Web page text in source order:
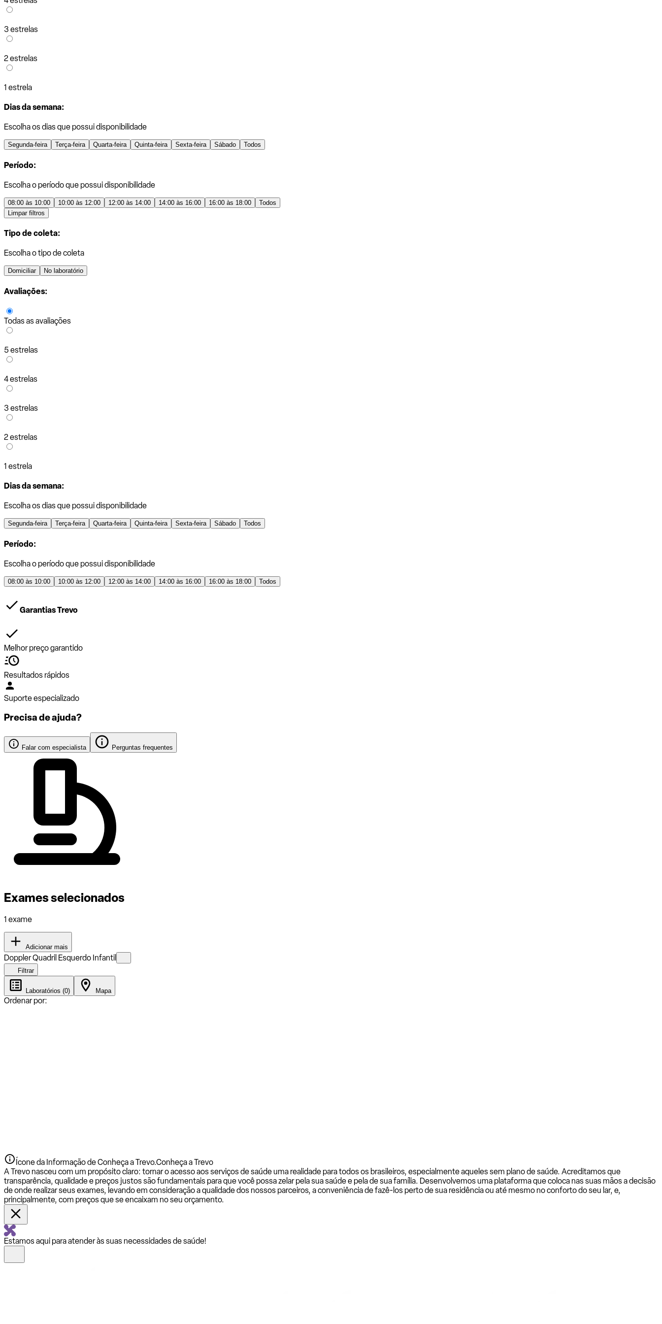
3 estrelas
2 estrelas
1 estrela
Dias da semana:
Escolha os dias que possui disponibilidade
Segunda-feira Terça-feira Quarta-feira Quinta-feira Sexta-feira Sábado Todos
Período:
Escolha o período que possui disponibilidade
08:00 às 10:00 10:00 às 12:00 12:00 às 14:00 14:00 às 16:00 16:00 às 18:00
Todos
Limpar filtros
Tipo de coleta:
Escolha o tipo de coleta
Domiciliar No laboratório
Avaliações:
Todas as avaliações
5 estrelas
4 estrelas
3 estrelas
2 estrelas
1 estrela
Dias da semana:
Escolha os dias que possui disponibilidade
Segunda-feira Terça-feira Quarta-feira Quinta-feira Sexta-feira Sábado Todos
Período:
Escolha o período que possui disponibilidade
08:00 às 10:00 10:00 às 12:00 12:00 às 14:00 14:00 às 16:00 16:00 às 18:00 Todos
Garantias Trevo
Melhor preço garantido
Resultados rápidos
Suporte especializado
Precisa de ajuda?
Falar com especialista Perguntas frequentes
Exames selecionados
1 exame
Adicionar mais
Doppler Quadril Esquerdo Infantil
Filtrar
Laboratórios (0) Mapa
Ordenar por:
Ícone da Informação de Conheça a Trevo.Conheça a Trevo
A Trevo nasceu com um propósito claro: tornar o acesso aos serviços de saúde uma realidade para todos os brasileiros, especialmente aqueles sem plano de saúde. Acreditamos que
transparência, qualidade e preços justos são fundamentais para que você possa zelar pela sua saúde e pela de sua família. Desenvolvemos uma plataforma que coloca nas suas mãos a decisão
de onde realizar seus exames, levando em consideração a qualidade dos nossos parceiros, a conveniência de fazê-los perto de sua residência ou até mesmo no conforto do seu lar, e,
principalmente, com preços que se encaixam no seu orçamento.
Estamos aqui para atender às suas necessidades de saúde!